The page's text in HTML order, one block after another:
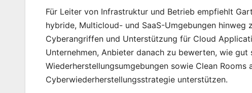
Für Leiter von Infrastruktur und Betrieb empfiehlt
hybride, Multicloud- und SaaS-Umgebungen
Cyberangriffen und Unterstützung für Cloud
Unternehmen, Anbieter danach zu bewerten, wie
Wiederherstellungsumgebungen sowie Clean Rooms
Cyberwiederherstellungsstrategie unterstützen.